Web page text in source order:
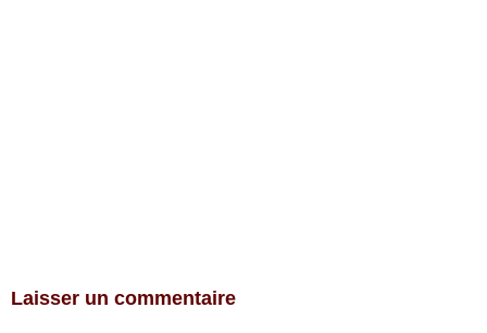
Laisser un commentaire